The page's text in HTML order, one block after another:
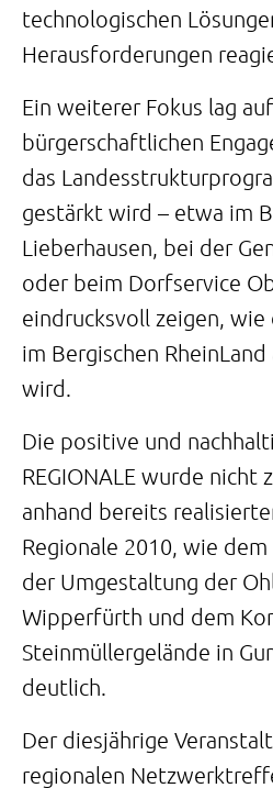
technologischen
Herausforderungen
Ein weiterer Fokus lag
bürgerschaftlichen
das
gestärkt wird – etwa im
Lieberhausen, bei der
oder beim Dorfservice
eindrucksvoll zeigen, wie
im Bergischen
wird.
Die positive und
REGIONALE wurde nicht
anhand bereits
Regionale 2010, wie
der Umgestaltung der
Wipperfürth und dem
Steinmüllergelände in
deutlich.
Der diesjährige
regionalen